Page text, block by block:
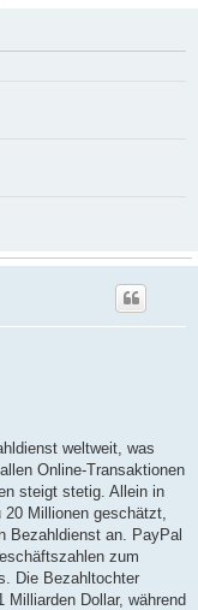
weltweit, was
Online-Transaktionen
steigt stetig. Allein in
Millionen geschätzt,
Bezahldienst an. PayPal
zum
Die Bezahltochter
Dollar, während